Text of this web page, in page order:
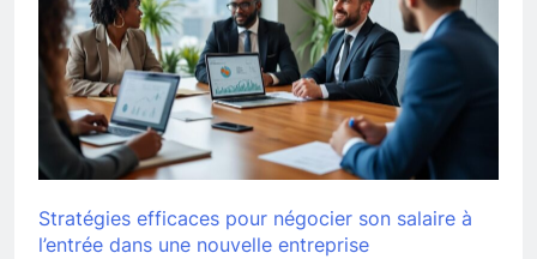
Stratégies efficaces pour négocier son salaire à
l’entrée dans une nouvelle entreprise